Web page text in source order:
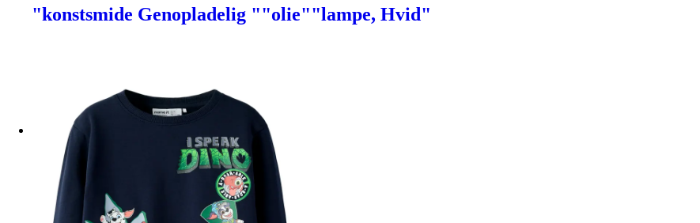
"konstsmide Genopladelig ""olie""lampe, Hvid"